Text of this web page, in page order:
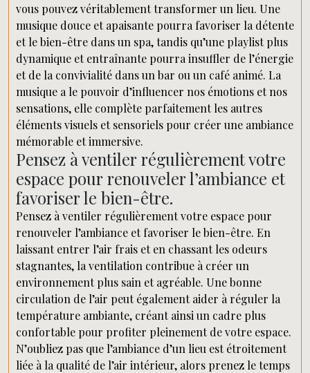
vous pouvez véritablement transformer un lieu. Une
musique douce et apaisante pourra favoriser la détente
et le bien-être dans un spa, tandis qu’une playlist plus
dynamique et entraînante pourra insuffler de l’énergie
et de la convivialité dans un bar ou un café animé. La
musique a le pouvoir d’influencer nos émotions et nos
sensations, elle complète parfaitement les autres
éléments visuels et sensoriels pour créer une ambiance
mémorable et immersive.
Pensez à ventiler régulièrement votre
espace pour renouveler l’ambiance et
favoriser le bien-être.
Pensez à ventiler régulièrement votre espace pour
renouveler l’ambiance et favoriser le bien-être. En
laissant entrer l’air frais et en chassant les odeurs
stagnantes, la ventilation contribue à créer un
environnement plus sain et agréable. Une bonne
circulation de l’air peut également aider à réguler la
température ambiante, créant ainsi un cadre plus
confortable pour profiter pleinement de votre espace.
N’oubliez pas que l’ambiance d’un lieu est étroitement
liée à la qualité de l’air intérieur, alors prenez le temps